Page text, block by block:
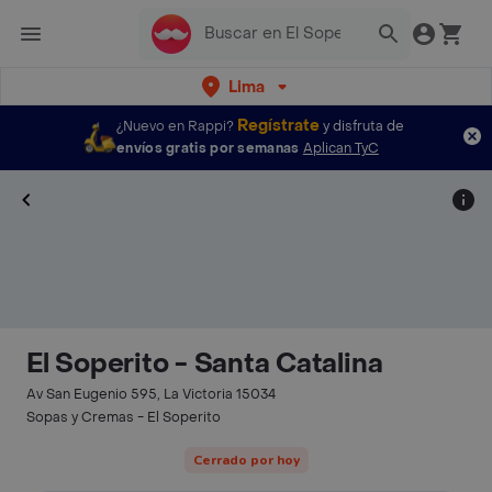
Lima
¿Nuevo en Rappi? Regístratey disfruta de
envíos gratis por semanas Aplican TyC
El Soperito - Santa Catalina
Av San Eugenio 595, La Victoria 15034
Sopas y Cremas - El Soperito
Cerrado por hoy